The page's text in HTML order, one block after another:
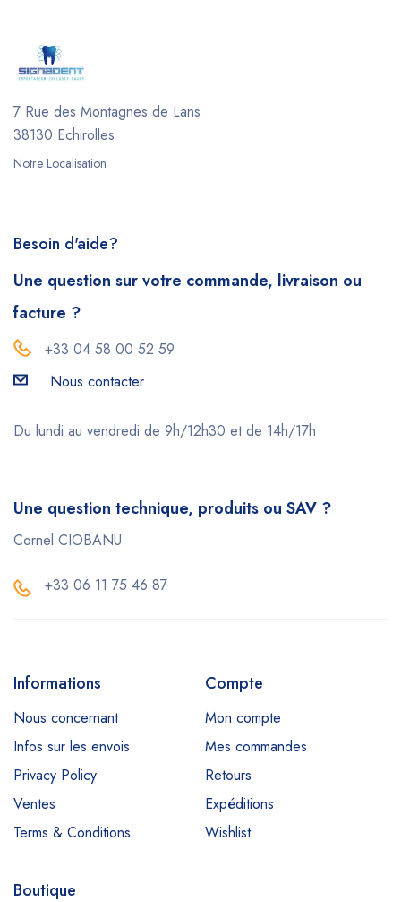
7 Rue des Montagnes de Lans
38130 Echirolles
Notre Localisation
Besoin d'aide?
Une question sur votre commande, livraison ou
facture ?
+33 04 58 00 52 59
Nous contacter
Du lundi au vendredi de 9h/12h30 et de 14h/17h
Une question technique, produits ou SAV ?
Cornel CIOBANU
+33 06 11 75 46 87
Informations
Nous concernant
Infos sur les envois
Privacy Policy
Ventes
Terms & Conditions
Compte
Mon compte
Mes commandes
Retours
Expéditions
Wishlist
Boutique